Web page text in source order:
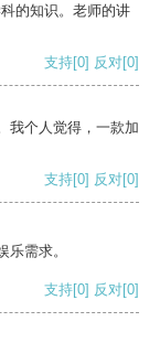
的知识。老师的讲
支持[0] 反对[0]
我个人觉得，一款加
支持[0] 反对[0]
需求。
支持[0] 反对[0]